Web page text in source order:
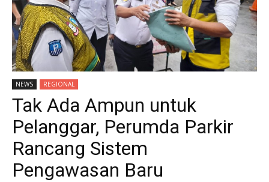
NEWS REGIONAL
Tak Ada Ampun untuk
Pelanggar, Perumda Parkir
Rancang Sistem
Pengawasan Baru